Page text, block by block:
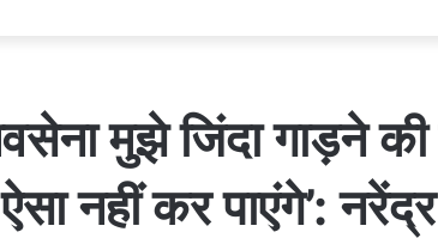
मुझे जिंदा गाड़ने
नहीं कर पाएंगे’: नरेंद्र